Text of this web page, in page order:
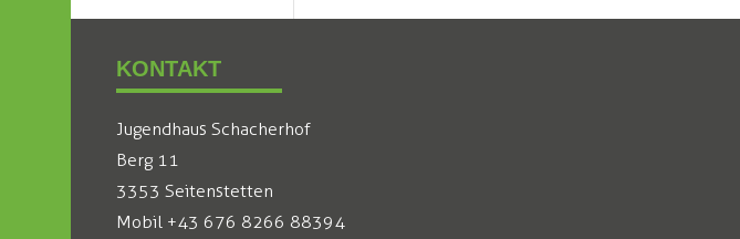
KONTAKT
Jugendhaus Schacherhof
Berg 11
3353 Seitenstetten
Mobil +43 676 8266 88394